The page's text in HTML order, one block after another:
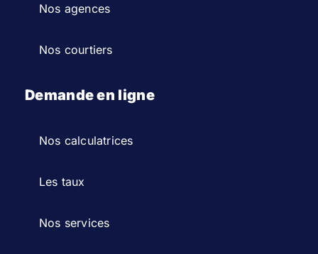
Nos agences
Nos courtiers
Demande en ligne
Nos calculatrices
Les taux
Nos services